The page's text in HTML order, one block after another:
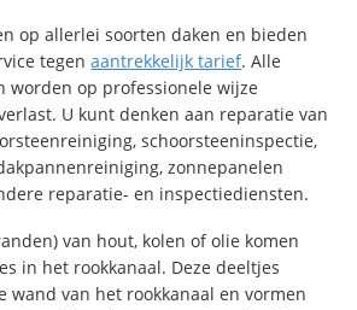
op allerlei soorten daken en bieden
tegenaantrekkelijk tarief. Alle
worden op professionele wijze
U kunt denken aan reparatie van
schoorsteeninspectie,
zonnepanelen
reparatie- en inspectiediensten.
van hout, kolen of olie komen
in het rookkanaal. Deze deeltjes
wand van het rookkanaal en vormen